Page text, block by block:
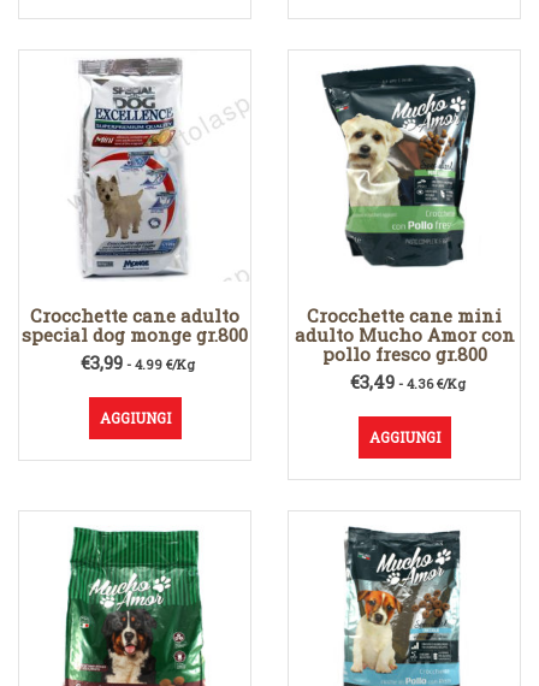
Crocchette cane adulto
special dog monge gr.800
€3,99 - 4.99 €/Kg
AGGIUNGI
Crocchette cane mini
adulto Mucho Amor con
pollo fresco gr.800
€3,49- 4.36 €/Kg
AGGIUNGI